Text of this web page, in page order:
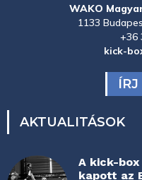
WAKO
1133
+36
kick-
AKTUALITÁSOK
A kick-
kapott az